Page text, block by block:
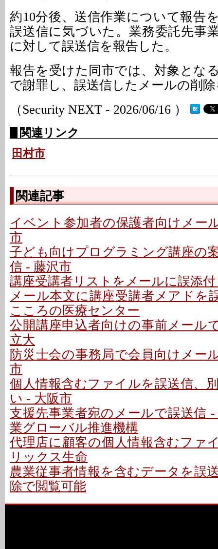
約10分後、送信作業について報告
誤送信に気づいた。業務委託先事
に対して誤送信を報告した。
報告を受けた同市では、対象とな
で謝罪し、誤送信したメールの削
（Security NEXT - 2026/06/16 ）
関連リンク
田村市
関連記事
イベント参加者の保護者向けメー
市
子ども向けプログラミング講座の
信 - 藤沢市
講座受講者リストをメールに誤添
メール本文に講座受講者メアドを
こころの医療センター
公開講座申込者向けの事前メール
立大
防災士会の事務局で会員向けメー
市
個人情報含むファイルを誤送信、
い - 大阪市
支援先事業者宛のメールで誤送信
業グローバル推進機構
代理店に顧客の個人情報含むファ
リックス生命
農業従事者情報を含むデータを誤
除で閲覧可能